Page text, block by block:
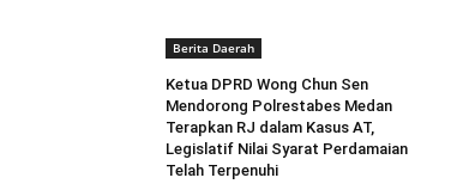
Berita Daerah
Ketua DPRD Wong Chun Sen
Mendorong Polrestabes Medan
Terapkan RJ dalam Kasus AT,
Legislatif Nilai Syarat Perdamaian
Telah Terpenuhi